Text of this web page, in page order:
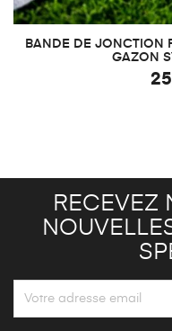
BANDE DE JONCTION
GAZON
RECEVEZ